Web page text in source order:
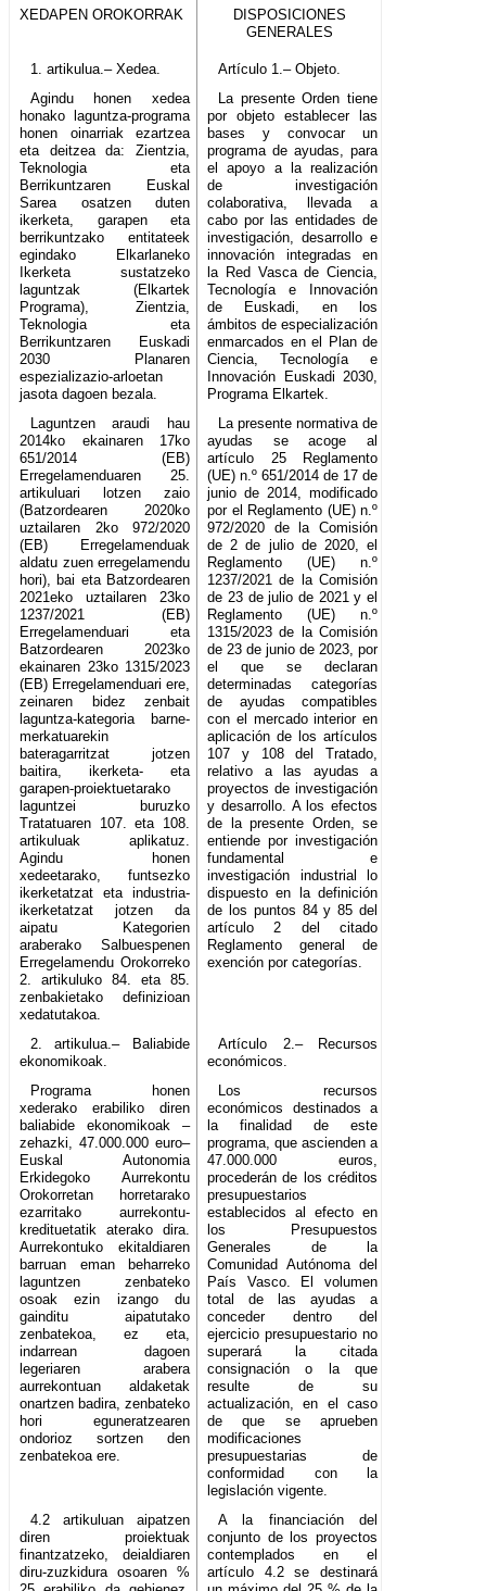
XEDAPEN OROKORRAK
DISPOSICIONES
GENERALES
1. artikulua.– Xedea.
Artículo 1.– Objeto.
Agindu honen xedea
honako laguntza-programa
honen oinarriak ezartzea
eta deitzea da: Zientzia,
Teknologia eta
Berrikuntzaren Euskal
Sarea osatzen duten
ikerketa, garapen eta
berrikuntzako entitateek
egindako Elkarlaneko
Ikerketa sustatzeko
laguntzak (Elkartek
Programa), Zientzia,
Teknologia eta
Berrikuntzaren Euskadi
2030 Planaren
espezializazio-arloetan
jasota dagoen bezala.
La presente Orden tiene
por objeto establecer las
bases y convocar un
programa de ayudas, para
el apoyo a la realización
de investigación
colaborativa, llevada a
cabo por las entidades de
investigación, desarrollo e
innovación integradas en
la Red Vasca de Ciencia,
Tecnología e Innovación
de Euskadi, en los
ámbitos de especialización
enmarcados en el Plan de
Ciencia, Tecnología e
Innovación Euskadi 2030,
Programa Elkartek.
Laguntzen araudi hau
2014ko ekainaren 17ko
651/2014 (EB)
Erregelamenduaren 25.
artikuluari lotzen zaio
(Batzordearen 2020ko
uztailaren 2ko 972/2020
(EB) Erregelamenduak
aldatu zuen erregelamendu
hori), bai eta Batzordearen
2021eko uztailaren 23ko
1237/2021 (EB)
Erregelamenduari eta
Batzordearen 2023ko
ekainaren 23ko 1315/2023
(EB) Erregelamenduari ere,
zeinaren bidez zenbait
laguntza-kategoria barne-
merkatuarekin
bateragarritzat jotzen
baitira, ikerketa- eta
garapen-proiektuetarako
laguntzei buruzko
Tratatuaren 107. eta 108.
artikuluak aplikatuz.
Agindu honen
xedeetarako, funtsezko
ikerketatzat eta industria-
ikerketatzat jotzen da
aipatu Kategorien
araberako Salbuespenen
Erregelamendu Orokorreko
2. artikuluko 84. eta 85.
zenbakietako definizioan
xedatutakoa.
La presente normativa de
ayudas se acoge al
artículo 25 Reglamento
(UE) n.º 651/2014 de 17 de
junio de 2014, modificado
por el Reglamento (UE) n.º
972/2020 de la Comisión
de 2 de julio de 2020, el
Reglamento (UE) n.º
1237/2021 de la Comisión
de 23 de julio de 2021 y el
Reglamento (UE) n.º
1315/2023 de la Comisión
de 23 de junio de 2023, por
el que se declaran
determinadas categorías
de ayudas compatibles
con el mercado interior en
aplicación de los artículos
107 y 108 del Tratado,
relativo a las ayudas a
proyectos de investigación
y desarrollo. A los efectos
de la presente Orden, se
entiende por investigación
fundamental e
investigación industrial lo
dispuesto en la definición
de los puntos 84 y 85 del
artículo 2 del citado
Reglamento general de
exención por categorías.
2. artikulua.– Baliabide
ekonomikoak.
Artículo 2.– Recursos
económicos.
Programa honen
xederako erabiliko diren
baliabide ekonomikoak –
zehazki, 47.000.000 euro–
Euskal Autonomia
Erkidegoko Aurrekontu
Orokorretan horretarako
ezarritako aurrekontu-
kredituetatik aterako dira.
Aurrekontuko ekitaldiaren
barruan eman beharreko
laguntzen zenbateko
osoak ezin izango du
gainditu aipatutako
zenbatekoa, ez eta,
indarrean dagoen
legeriaren arabera
aurrekontuan aldaketak
onartzen badira, zenbateko
hori eguneratzearen
ondorioz sortzen den
zenbatekoa ere.
Los recursos
económicos destinados a
la finalidad de este
programa, que ascienden a
47.000.000 euros,
procederán de los créditos
presupuestarios
establecidos al efecto en
los Presupuestos
Generales de la
Comunidad Autónoma del
País Vasco. El volumen
total de las ayudas a
conceder dentro del
ejercicio presupuestario no
superará la citada
consignación o la que
resulte de su
actualización, en el caso
de que se aprueben
modificaciones
presupuestarias de
conformidad con la
legislación vigente.
4.2 artikuluan aipatzen
diren proiektuak
finantzatzeko, deialdiaren
diru-zuzkidura osoaren %
A la financiación del
conjunto de los proyectos
contemplados en el
artículo 4.2 se destinará